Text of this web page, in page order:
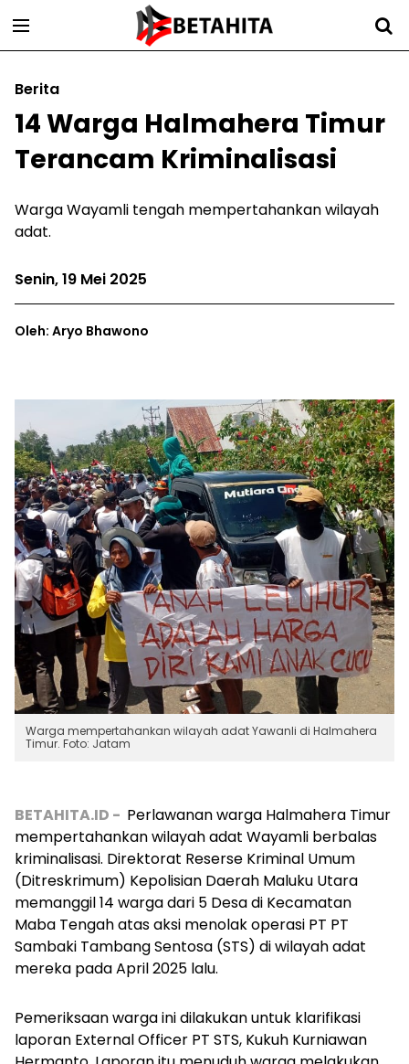
Berita
14 Warga Halmahera Timur
Terancam Kriminalisasi
Warga Wayamli tengah mempertahankan wilayah
adat.
Senin, 19 Mei 2025
Oleh: Aryo Bhawono
Warga mempertahankan wilayah adat Yawanli di Halmahera
Timur. Foto: Jatam
BETAHITA.ID - Perlawanan warga Halmahera Timur
mempertahankan wilayah adat Wayamli berbalas
kriminalisasi. Direktorat Reserse Kriminal Umum
(Ditreskrimum) Kepolisian Daerah Maluku Utara
memanggil 14 warga dari 5 Desa di Kecamatan
Maba Tengah atas aksi menolak operasi PT PT
Sambaki Tambang Sentosa (STS) di wilayah adat
mereka pada April 2025 lalu.
Pemeriksaan warga ini dilakukan untuk klarifikasi
laporan External Officer PT STS, Kukuh Kurniawan